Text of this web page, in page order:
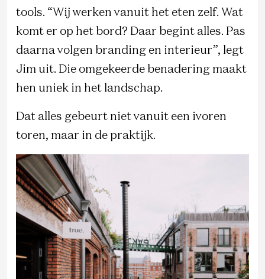
tools. “Wij werken vanuit het eten zelf. Wat
komt er op het bord? Daar begint alles. Pas
daarna volgen branding en interieur”, legt
Jim uit. Die omgekeerde benadering maakt
hen uniek in het landschap.
Dat alles gebeurt niet vanuit een ivoren
toren, maar in de praktijk.